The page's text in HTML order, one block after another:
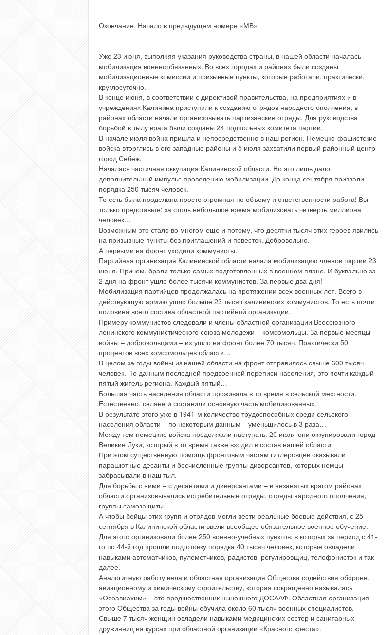
Окончание. Начало в предыдущем номере «МВ»
Уже 23 июня, выполняя указания руководства страны, в нашей области началась
мобилизация военнообязанных. Во всех городах и районах были созданы
мобилизационные комиссии и призывные пункты, которые работали, практически,
круглосуточно.
В конце июня, в соответствии с директивой правительства, на предприятиях и в
учреждениях Калинина приступили к созданию отрядов народного ополчения, в
районах области начали организовывать партизанские отряды. Для руководства
борьбой в тылу врага были созданы 24 подпольных комитета партии.
В начале июля война пришла и непосредственно в наш регион. Немецко-фашистские
войска вторглись в его западные районы и 5 июля захватили первый районный центр –
город Себеж.
Началась частичная оккупация Калининской области. Но это лишь дало
дополнительный импульс проведению мобилизации. До конца сентября призвали
порядка 250 тысяч человек.
То есть была проделана просто огромная по объему и ответственности работа! Вы
только представьте: за столь небольшое время мобилизовать четверть миллиона
человек…
Возможным это стало во многом еще и потому, что десятки тысяч этих героев явились
на призывные пункты без приглашений и повесток. Добровольно.
А первыми на фронт уходили коммунисты.
Партийная организация Калининской области начала мобилизацию членов партии 23
июня. Причем, брали только самых подготовленных в военном плане. И буквально за
2 дня на фронт ушло более тысячи коммунистов. За первые два дня!
Мобилизация партийцев продолжалась на протяжении всех военных лет. Всего в
действующую армию ушло больше 23 тысяч калининских коммунистов. То есть почти
половина всего состава областной партийной организации.
Примеру коммунистов следовали и члены областной организации Всесоюзного
ленинского коммунистического союза молодежи – комсомольцы. За первые месяцы
войны – добровольцами – их ушло на фронт более 70 тысяч. Практически 50
процентов всех комсомольцев области…
В целом за годы войны из нашей области на фронт отправилось свыше 600 тысяч
человек. По данным последней предвоенной переписи населения, это почти каждый
пятый житель региона. Каждый пятый…
Большая часть населения области проживала в то время в сельской местности.
Естественно, селяне и составили основную часть мобилизованных.
В результате этого уже в 1941-м количество трудоспособных среди сельского
населения области – по некоторым данным – уменьшилось в 3 раза…
Между тем немецкие войска продолжали наступать. 20 июля они оккупировали город
Великие Луки, который в то время также входил в состав нашей области.
При этом существенную помощь фронтовым частям гитлеровцев оказывали
парашютные десанты и бесчисленные группы диверсантов, которых немцы
забрасывали в наш тыл.
Для борьбы с ними – с десантами и диверсантами – в незанятых врагом районах
области организовывались истребительные отряды, отряды народного ополчения,
группы самозащиты.
А чтобы бойцы этих групп и отрядов могли вести реальные боевые действия, с 25
сентября в Калининской области ввели всеобщее обязательное военное обучение.
Для этого организовали более 250 военно-учебных пунктов, в которых за период с 41-
го по 44-й год прошли подготовку порядка 40 тысяч человек, которые овладели
навыками автоматчиков, пулеметчиков, радистов, регулировщиц, телефонисток и так
далее.
Аналогичную работу вела и областная организация Общества содействия обороне,
авиационному и химическому строительству, которая сокращенно называлась
«Осоавиахим» – это предшественник нынешнего ДОСААФ. Областная организация
этого Общества за годы войны обучила около 60 тысяч военных специалистов.
Свыше 7 тысяч женщин овладели навыками медицинских сестер и санитарных
дружинниц на курсах при областной организации «Красного креста».